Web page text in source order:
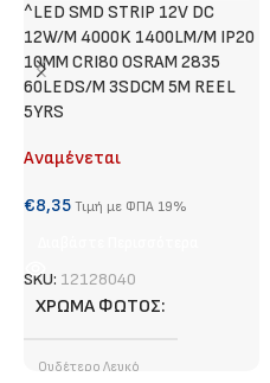
^LED SMD STRIP 12V DC
12W/M 4000K 1400LM/M IP20
10MM CRI80 OSRAM 2835
60LEDS/M 3SDCM 5M REEL
5YRS
Αναμένεται
€8,35 Τιμή με ΦΠΑ 19%
SKU: 12128040
ΧΡΏΜΑ ΦΩΤΌΣ
Ουδέτερο Λευκό